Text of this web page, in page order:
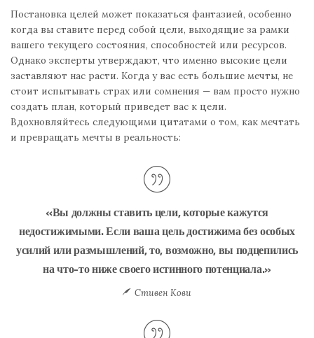
Постановка целей может показаться фантазией, особенно
когда вы ставите перед собой цели, выходящие за рамки
вашего текущего состояния, способностей или ресурсов.
Однако эксперты утверждают, что именно высокие цели
заставляют нас расти. Когда у вас есть большие мечты, не
стоит испытывать страх или сомнения — вам просто нужно
создать план, который приведет вас к цели.
Вдохновляйтесь следующими цитатами о том, как мечтать
и превращать мечты в реальность:
«Вы должны ставить цели, которые кажутся
недостижимыми. Если ваша цель достижима без особых
усилий или размышлений, то, возможно, вы подцепились
на что-то ниже своего истинного потенциала.»
Стивен Кови